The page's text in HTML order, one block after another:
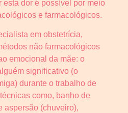
esta dor é possível por meio
e farmacológicos.
em obstetrícia,
não farmacológicos
emocional da mãe: o
significativo (o
durante o trabalho de
como, banho de
aspersão (chuveiro),